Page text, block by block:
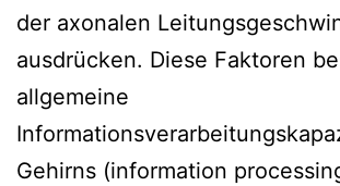
der axonalen
ausdrücken. Diese Faktoren
allgemeine
Gehirns (information